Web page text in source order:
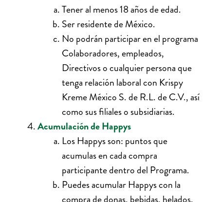
Tener al menos 18 años de edad.
Ser residente de México.
No podrán participar en el programa
Colaboradores, empleados,
Directivos o cualquier persona que
tenga relación laboral con Krispy
Kreme México S. de R.L. de C.V., así
como sus filiales o subsidiarias.
Acumulación de Happys
Los Happys son: puntos que
acumulas en cada compra
participante dentro del Programa.
Puedes acumular Happys con la